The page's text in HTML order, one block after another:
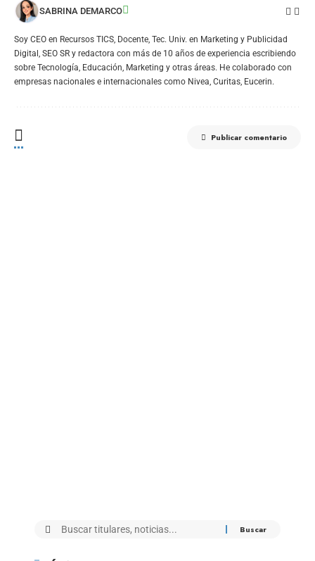
SABRINA DEMARCO
Soy CEO en Recursos TICS, Docente, Tec. Univ. en Marketing y Publicidad
Digital, SEO SR y redactora con más de 10 años de experiencia escribiendo
sobre Tecnología, Educación, Marketing y otras áreas. He colaborado con
empresas nacionales e internacionales como Nivea, Curitas, Eucerin.
Publicar comentario